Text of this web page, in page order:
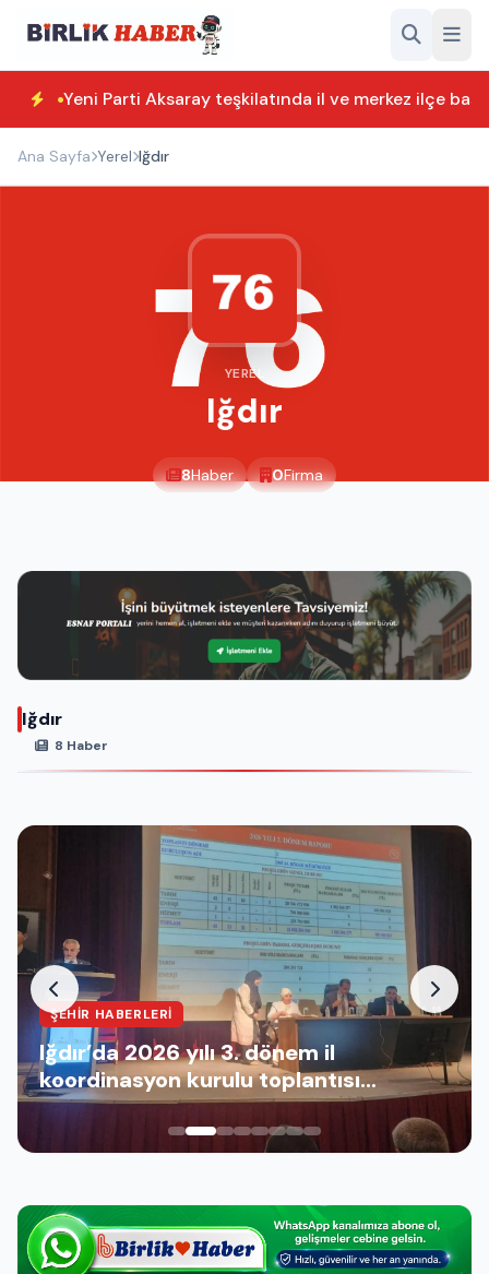
Yeni Parti Aksaray teşkilatında il ve merkez ilçe
Ana Sayfa Yerel Iğdır
YEREL
Iğdır
8Haber 0Firma
Iğdır
8 Haber
ŞEHIR HABERLERI
Iğdır’da 2026 yılı 3. dönem il
koordinasyon kurulu toplantısı
gerçekleştirildi